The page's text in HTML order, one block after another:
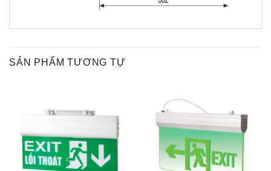
SẢN PHẨM TƯƠNG TỰ